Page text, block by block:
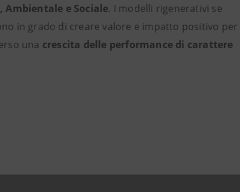
Ambientale e Sociale. I modelli rigenerativi se
in grado di creare valore e impatto positivo per
una crescita delle performance di carattere